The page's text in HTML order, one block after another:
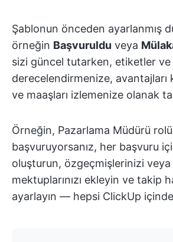
Şablonun önceden ayarlanmış
örneğin Başvuruldu veya
sizi güncel tutarken, etiketler
derecelendirmenize, avantajları
ve maaşları izlemenize olanak
Örneğin, Pazarlama Müdürü
başvuruyorsanız, her başvuru
oluşturun, özgeçmişlerinizi veya
mektuplarınızı ekleyin ve takip
ayarlayın — hepsi ClickUp içinde